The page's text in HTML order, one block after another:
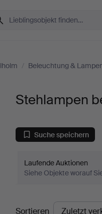
/ Beleuchtung &
Stehlampen
Suche speichern
Laufende Auktionen
Siehe Objekte worauf
Endpreise
Sortieren